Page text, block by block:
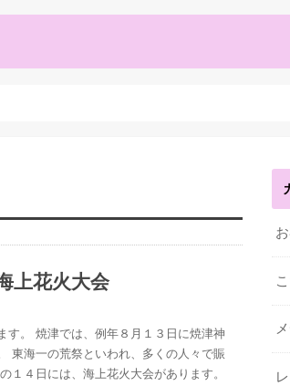
上花火大会
す。 焼津では、例年８月１３日に焼津神
東海一の荒祭といわれ、多くの人々で賑
１４日には、海上花火大会があります。